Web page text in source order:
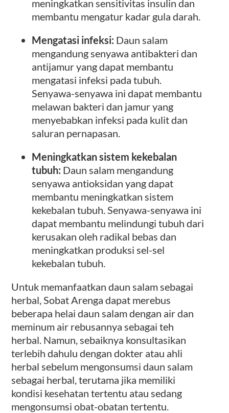
meningkatkan sensitivitas insulin dan
membantu mengatur kadar gula darah.
Mengatasi infeksi: Daun salam
mengandung senyawa antibakteri dan
antijamur yang dapat membantu
mengatasi infeksi pada tubuh.
Senyawa-senyawa ini dapat membantu
melawan bakteri dan jamur yang
menyebabkan infeksi pada kulit dan
saluran pernapasan.
Meningkatkan sistem kekebalan
tubuh: Daun salam mengandung
senyawa antioksidan yang dapat
membantu meningkatkan sistem
kekebalan tubuh. Senyawa-senyawa ini
dapat membantu melindungi tubuh dari
kerusakan oleh radikal bebas dan
meningkatkan produksi sel-sel
kekebalan tubuh.
Untuk memanfaatkan daun salam sebagai
herbal, Sobat Arenga dapat merebus
beberapa helai daun salam dengan air dan
meminum air rebusannya sebagai teh
herbal. Namun, sebaiknya konsultasikan
terlebih dahulu dengan dokter atau ahli
herbal sebelum mengonsumsi daun salam
sebagai herbal, terutama jika memiliki
kondisi kesehatan tertentu atau sedang
mengonsumsi obat-obatan tertentu.